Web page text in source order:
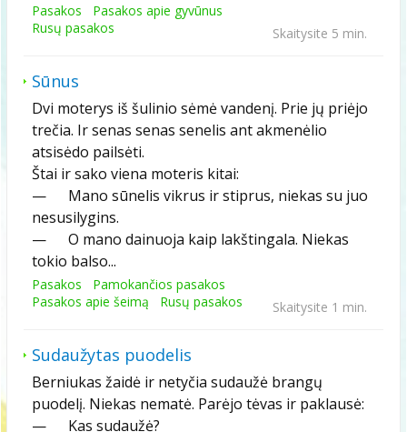
Pasakos
Pasakos apie gyvūnus
Rusų pasakos
Skaitysite 5 min.
Sūnus
Dvi moterys iš šulinio sėmė vandenį. Prie jų priėjo
trečia. Ir senas senas senelis ant akmenėlio
atsisėdo pailsėti.
Štai ir sako viena moteris kitai:
— Mano sūnelis vikrus ir stiprus, niekas su juo
nesusilygins.
— O mano dainuoja kaip lakštingala. Niekas
tokio balso...
Pasakos
Pamokančios pasakos
Pasakos apie šeimą
Rusų pasakos Skaitysite 1 min.
Sudaužytas puodelis
Berniukas žaidė ir netyčia sudaužė brangų
puodelį. Niekas nematė. Parėjo tėvas ir paklausė:
— Kas sudaužė?